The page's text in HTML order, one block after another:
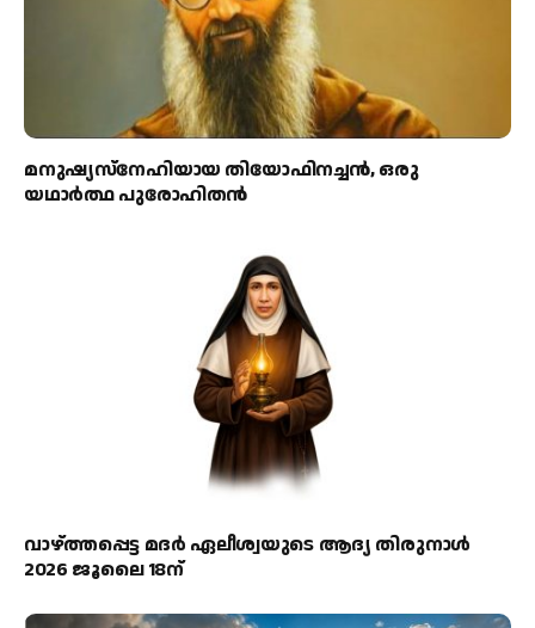
മനുഷ്യസ്‌നേഹിയായ തിയോഫിനച്ചന്‍, ഒരു
യഥാര്‍ത്ഥ പുരോഹിതന്‍
വാഴ്ത്തപ്പെട്ട മദര്‍ ഏലീശ്വയുടെ ആദ്യ തിരുനാള്‍
2026 ജൂലൈ 18ന്